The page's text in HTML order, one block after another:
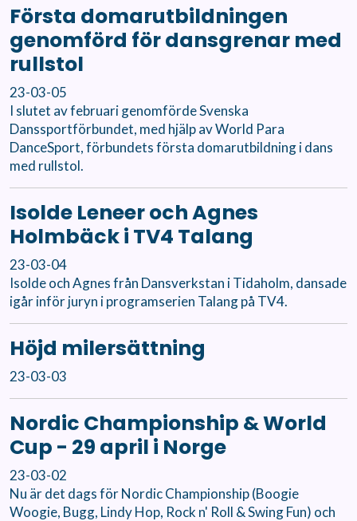
Första domarutbildningen
genomförd för dansgrenar med
rullstol
23-03-05
I slutet av februari genomförde Svenska
Danssportförbundet, med hjälp av World Para
DanceSport, förbundets första domarutbildning i dans
med rullstol.
Isolde Leneer och Agnes
Holmbäck i TV4 Talang
23-03-04
Isolde och Agnes från Dansverkstan i Tidaholm, dansade
igår inför juryn i programserien Talang på TV4.
Höjd milersättning
23-03-03
Nordic Championship & World
Cup - 29 april i Norge
23-03-02
Nu är det dags för Nordic Championship (Boogie
Woogie, Bugg, Lindy Hop, Rock n' Roll & Swing Fun) och